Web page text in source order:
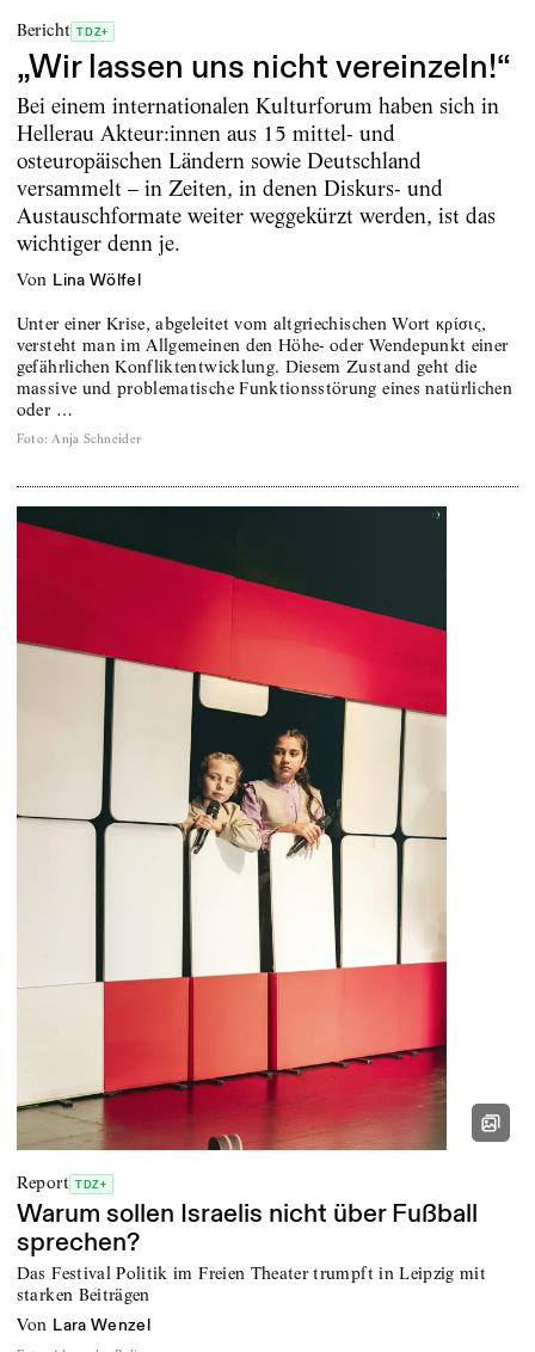
Bericht TDZ+
„Wir lassen uns nicht vereinzeln!“
Bei einem internationalen Kulturforum haben sich in
Hellerau Akteur:innen aus 15 mittel- und
osteuropäischen Ländern sowie Deutschland
versammelt – in Zeiten, in denen Diskurs- und
Austauschformate weiter weggekürzt werden, ist das
wichtiger denn je.
von Lina Wölfel
Unter einer Krise, abgeleitet vom altgriechischen Wort κρίσις,
versteht man im Allgemeinen den Höhe- oder Wendepunkt einer
gefährlichen Konfliktentwicklung. Diesem Zustand geht die
massive und problematische Funktionsstörung eines natürlichen
oder …
Foto: Anja Schneider
Report TDZ+
Warum sollen Israelis nicht über Fußball
sprechen?
Das Festival Politik im Freien Theater trumpft in Leipzig mit
starken Beiträgen
von Lara Wenzel